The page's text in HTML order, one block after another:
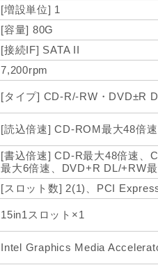
[増設単位] 1
[容量] 80G
[接続IF] SATA II
7,200rpm
[タイプ] CD-R/-RW・DVD±R
[読込倍速] CD-ROM最大48倍
[書込倍速] CD-R最大48倍速、
最大6倍速、DVD+R DL/+RW
[スロット数] 2(1)、PCI
15in1スロット×1
Intel Graphics Media